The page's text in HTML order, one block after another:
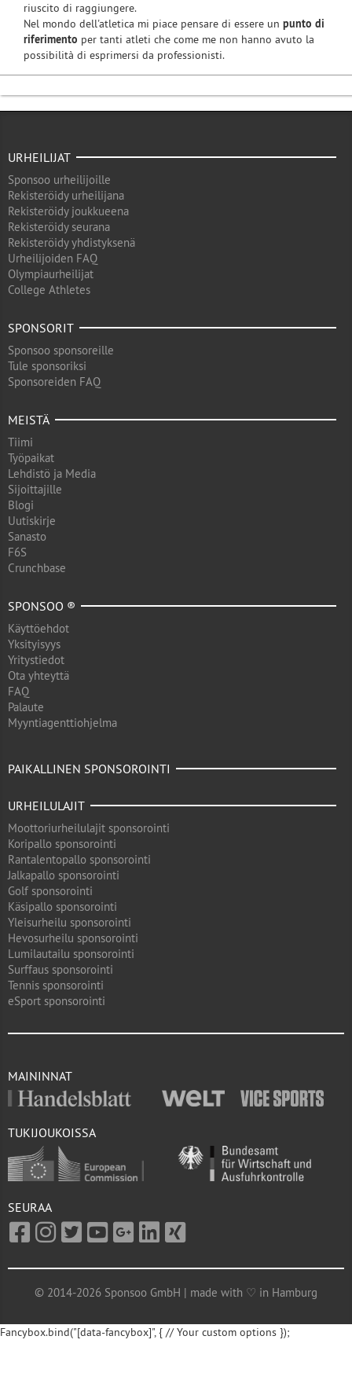
riuscito di raggiungere.
Nel mondo dell'atletica mi piace pensare di essere un punto di
riferimento per tanti atleti che come me non hanno avuto la
possibilità di esprimersi da professionisti.
URHEILIJAT
Sponsoo urheilijoille
Rekisteröidy urheilijana
Rekisteröidy joukkueena
Rekisteröidy seurana
Rekisteröidy yhdistyksenä
Urheilijoiden FAQ
Olympiaurheilijat
College Athletes
SPONSORIT
Sponsoo sponsoreille
Tule sponsoriksi
Sponsoreiden FAQ
MEISTÄ
Tiimi
Työpaikat
Lehdistö ja Media
Sijoittajille
Blogi
Uutiskirje
Sanasto
F6S
Crunchbase
SPONSOO ®
Käyttöehdot
Yksityisyys
Yritystiedot
Ota yhteyttä
FAQ
Palaute
Myyntiagenttiohjelma
PAIKALLINEN SPONSOROINTI
URHEILULAJIT
Moottoriurheilulajit sponsorointi
Koripallo sponsorointi
Rantalentopallo sponsorointi
Jalkapallo sponsorointi
Golf sponsorointi
Käsipallo sponsorointi
Yleisurheilu sponsorointi
Hevosurheilu sponsorointi
Lumilautailu sponsorointi
Surffaus sponsorointi
Tennis sponsorointi
eSport sponsorointi
MAININNAT
TUKIJOUKOISSA
SEURAA
© 2014-2026 Sponsoo GmbH | made with ♡ in Hamburg
Fancybox.bind("[data-fancybox]", { // Your custom options });